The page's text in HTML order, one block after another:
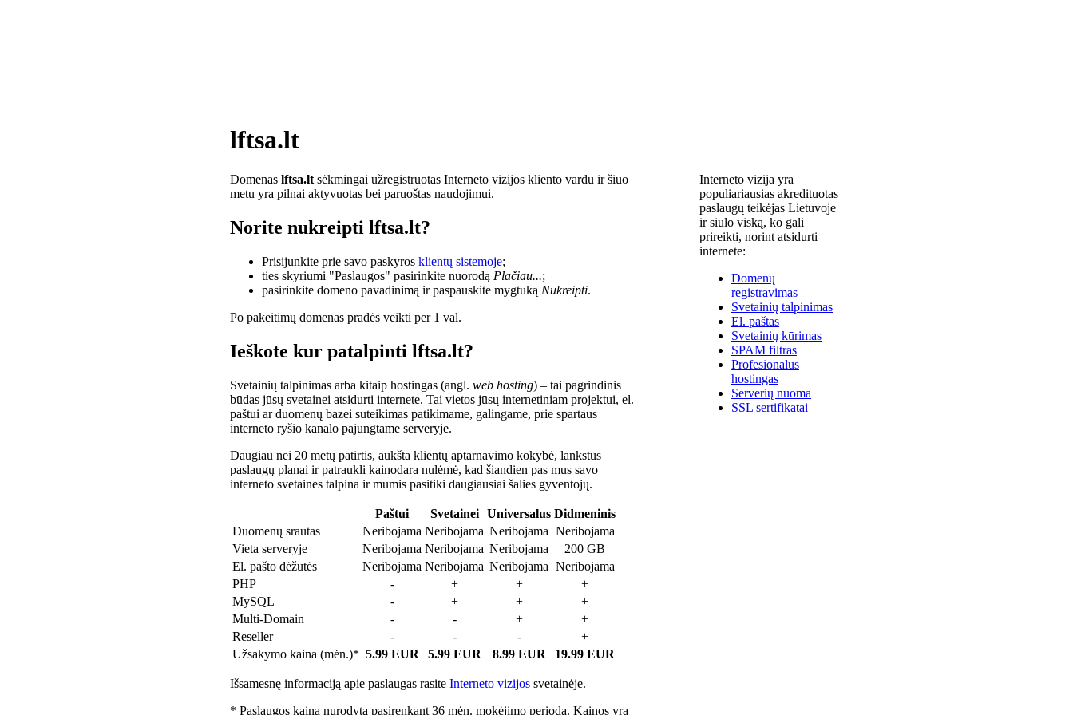
lftsa.lt
Domenas lftsa.lt sėkmingai užregistruotas Interneto vizijos kliento vardu ir šiuo
metu yra pilnai aktyvuotas bei paruoštas naudojimui.
Norite nukreipti lftsa.lt?
Prisijunkite prie savo paskyros klientų sistemoje;
ties skyriumi "Paslaugos" pasirinkite nuorodą Plačiau...;
pasirinkite domeno pavadinimą ir paspauskite mygtuką Nukreipti.
Po pakeitimų domenas pradės veikti per 1 val.
Ieškote kur patalpinti lftsa.lt?
Svetainių talpinimas arba kitaip hostingas (angl. web hosting) – tai pagrindinis
būdas jūsų svetainei atsidurti internete. Tai vietos jūsų internetiniam projektui, el.
paštui ar duomenų bazei suteikimas patikimame, galingame, prie spartaus
interneto ryšio kanalo pajungtame serveryje.
Daugiau nei 20 metų patirtis, aukšta klientų aptarnavimo kokybė, lankstūs
paslaugų planai ir patraukli kainodara nulėmė, kad šiandien pas mus savo
interneto svetaines talpina ir mumis pasitiki daugiausiai šalies gyventojų.
Paštui Svetainei Universalus Didmeninis
Duomenų srautas
Neribojama Neribojama Neribojama Neribojama
Vieta serveryje
Neribojama Neribojama Neribojama
200 GB
El. pašto dėžutės
Neribojama Neribojama Neribojama Neribojama
PHP
- + +
+
MySQL
- + +
+
Multi-Domain
- - +
+
Reseller
- - -
+
Užsakymo kaina (mėn.)* 5.99 EUR 5.99 EUR 8.99 EUR 19.99 EUR
Išsamesnę informaciją apie paslaugas rasite Interneto vizijos svetainėje.
* Paslaugos kaina nurodyta pasirenkant 36 mėn. mokėjimo periodą. Kainos yra
Interneto vizija yra
populiariausias akredituotas
paslaugų teikėjas Lietuvoje
ir siūlo viską, ko gali
prireikti, norint atsidurti
internete:
Domenų
registravimas
Svetainių talpinimas
El. paštas
Svetainių kūrimas
SPAM filtras
Profesionalus
hostingas
Serverių nuoma
SSL sertifikatai